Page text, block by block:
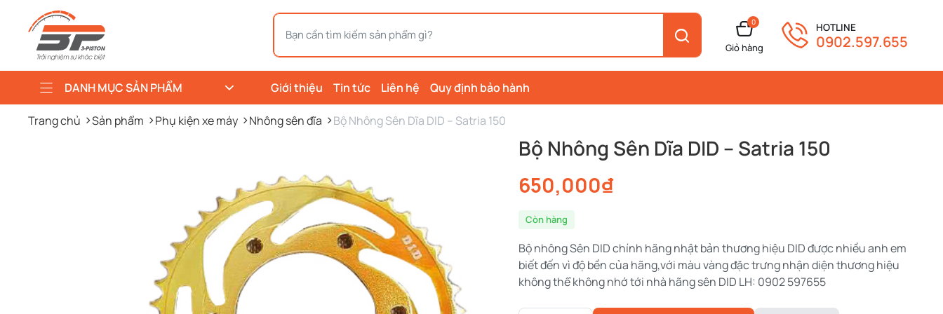
0
Giỏ hàng
HOTLINE
0902.597.655
DANH MỤC SẢN PHẨM Giới thiệu Tin tức Liên hệ Quy định bảo hành
Trang chủ Sản phẩm Phụ kiện xe máy Nhông sên đĩa Bộ Nhông Sên Dĩa DID – Satria 150
Bộ Nhông Sên Dĩa DID – Satria 150
650,000₫
Còn hàng
Bộ nhông Sên DID chính hãng nhật bản thương hiệu DID được nhiều anh em
biết đến vì độ bền của hãng,với màu vàng đặc trưng nhận diện thương hiệu
không thể không nhớ tới nhà hãng sên DID LH: 0902 597655